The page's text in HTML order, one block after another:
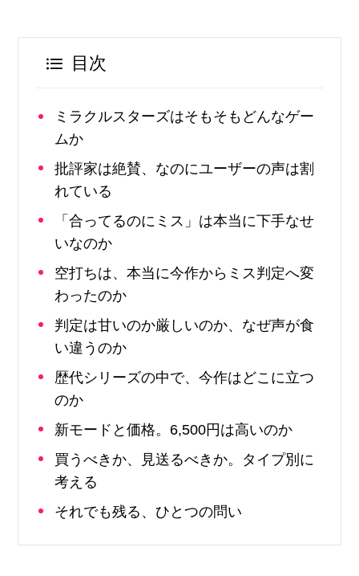
目次
ミラクルスターズはそもそもどんなゲー
ムか
批評家は絶賛、なのにユーザーの声は割
れている
「合ってるのにミス」は本当に下手なせ
いなのか
空打ちは、本当に今作からミス判定へ変
わったのか
判定は甘いのか厳しいのか、なぜ声が食
い違うのか
歴代シリーズの中で、今作はどこに立つ
のか
新モードと価格。6,500円は高いのか
買うべきか、見送るべきか。タイプ別に
考える
それでも残る、ひとつの問い